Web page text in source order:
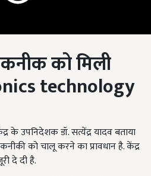
कोमिली
technology
के उपनिदेशक डॉ. सत्येंद्र यादव बताया
को चालू करने का प्रावधान है. केंद्र
दे दी है.